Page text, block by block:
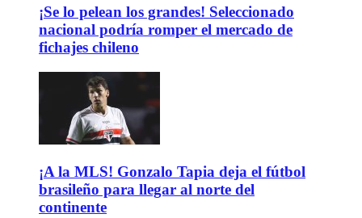
¡Se lo pelean los grandes! Seleccionado
nacional podría romper el mercado de
fichajes chileno
¡A la MLS! Gonzalo Tapia deja el fútbol
brasileño para llegar al norte del
continente